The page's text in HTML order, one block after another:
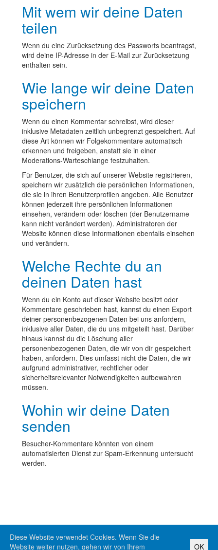
Mit wem wir deine Daten
teilen
Wenn du eine Zurücksetzung des Passworts beantragst,
wird deine IP-Adresse in der E-Mail zur Zurücksetzung
enthalten sein.
Wie lange wir deine Daten
speichern
Wenn du einen Kommentar schreibst, wird dieser
inklusive Metadaten zeitlich unbegrenzt gespeichert. Auf
diese Art können wir Folgekommentare automatisch
erkennen und freigeben, anstatt sie in einer
Moderations-Warteschlange festzuhalten.
Für Benutzer, die sich auf unserer Website registrieren,
speichern wir zusätzlich die persönlichen Informationen,
die sie in ihren Benutzerprofilen angeben. Alle Benutzer
können jederzeit ihre persönlichen Informationen
einsehen, verändern oder löschen (der Benutzername
kann nicht verändert werden). Administratoren der
Website können diese Informationen ebenfalls einsehen
und verändern.
Welche Rechte du an
deinen Daten hast
Wenn du ein Konto auf dieser Website besitzt oder
Kommentare geschrieben hast, kannst du einen Export
deiner personenbezogenen Daten bei uns anfordern,
inklusive aller Daten, die du uns mitgeteilt hast. Darüber
hinaus kannst du die Löschung aller
personenbezogenen Daten, die wir von dir gespeichert
haben, anfordern. Dies umfasst nicht die Daten, die wir
aufgrund administrativer, rechtlicher oder
sicherheitsrelevanter Notwendigkeiten aufbewahren
müssen.
Wohin wir deine Daten
senden
Besucher-Kommentare könnten von einem
automatisierten Dienst zur Spam-Erkennung untersucht
werden.
Diese Website verwendet Cookies. Wenn Sie die
Website weiter nutzen, gehen wir von Ihrem
OK